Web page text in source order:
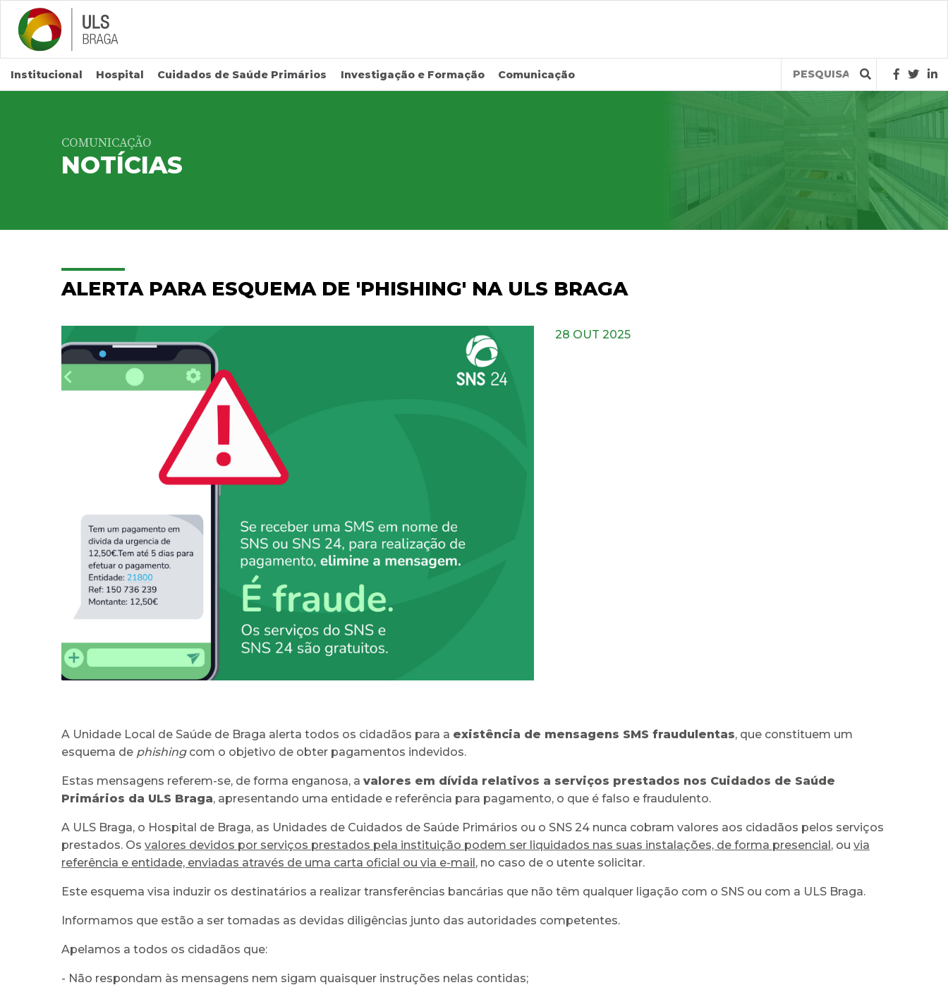
Saltar para conteúdo principal
Institucional Hospital Cuidados de Saúde Primários Investigação e Formação Comunicação
Query
COMUNICAÇÃO
NOTÍCIAS
ALERTA PARA ESQUEMA DE 'PHISHING' NA ULS BRAGA
28 OUT 2025
A Unidade Local de Saúde de Braga alerta todos os cidadãos para a existência de mensagens SMS fraudulentas, que constituem um
esquema de phishing com o objetivo de obter pagamentos indevidos.
Estas mensagens referem-se, de forma enganosa, a valores em dívida relativos a serviços prestados nos Cuidados de Saúde
Primários da ULS Braga, apresentando uma entidade e referência para pagamento, o que é falso e fraudulento.
A ULS Braga, o Hospital de Braga, as Unidades de Cuidados de Saúde Primários ou o SNS 24 nunca cobram valores aos cidadãos pelos serviços
prestados. Os valores devidos por serviços prestados pela instituição podem ser liquidados nas suas instalações, de forma presencial, ou via
referência e entidade, enviadas através de uma carta oficial ou via e-mail, no caso de o utente solicitar.
Este esquema visa induzir os destinatários a realizar transferências bancárias que não têm qualquer ligação com o SNS ou com a ULS Braga.
Informamos que estão a ser tomadas as devidas diligências junto das autoridades competentes.
Apelamos a todos os cidadãos que:
- Não respondam às mensagens nem sigam quaisquer instruções nelas contidas;